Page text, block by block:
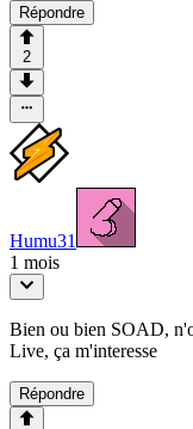
Répondre
2
Humu31
1 mois
Bien ou bien SOAD,
Live, ça m'interesse
Répondre